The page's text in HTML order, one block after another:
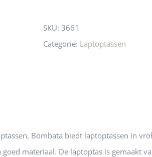
en gezellig SKU: 3661
Categorie: Laptoptassen
Bombata biedt laptoptassen in
materiaal. De laptoptas is gemaakt